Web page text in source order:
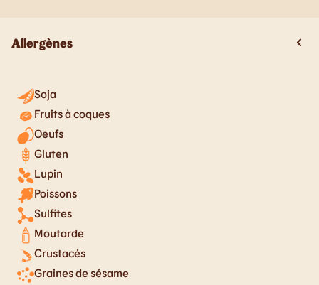
Allergènes
Soja
Fruits à coques
Oeufs
Gluten
Lupin
Poissons
Sulfites
Moutarde
Crustacés
Graines de sésame